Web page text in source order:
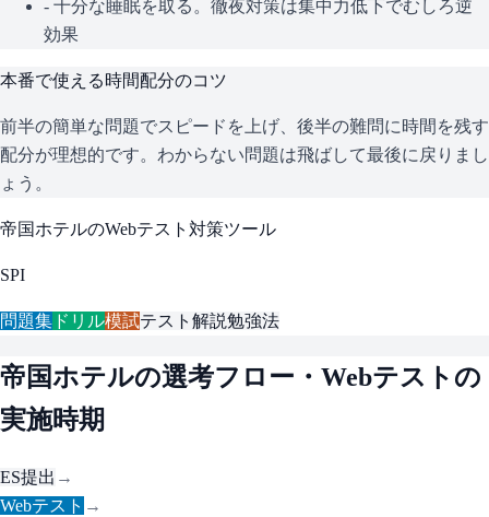
- 十分な睡眠を取る。徹夜対策は集中力低下でむしろ逆
効果
本番で使える時間配分のコツ
前半の簡単な問題でスピードを上げ、後半の難問に時間を残す
配分が理想的です。わからない問題は飛ばして最後に戻りまし
ょう。
帝国ホテルのWebテスト対策ツール
SPI
問題集 ドリル模試テスト解説勉強法
帝国ホテルの選考フロー・Webテストの
実施時期
ES提出 →
Webテスト →